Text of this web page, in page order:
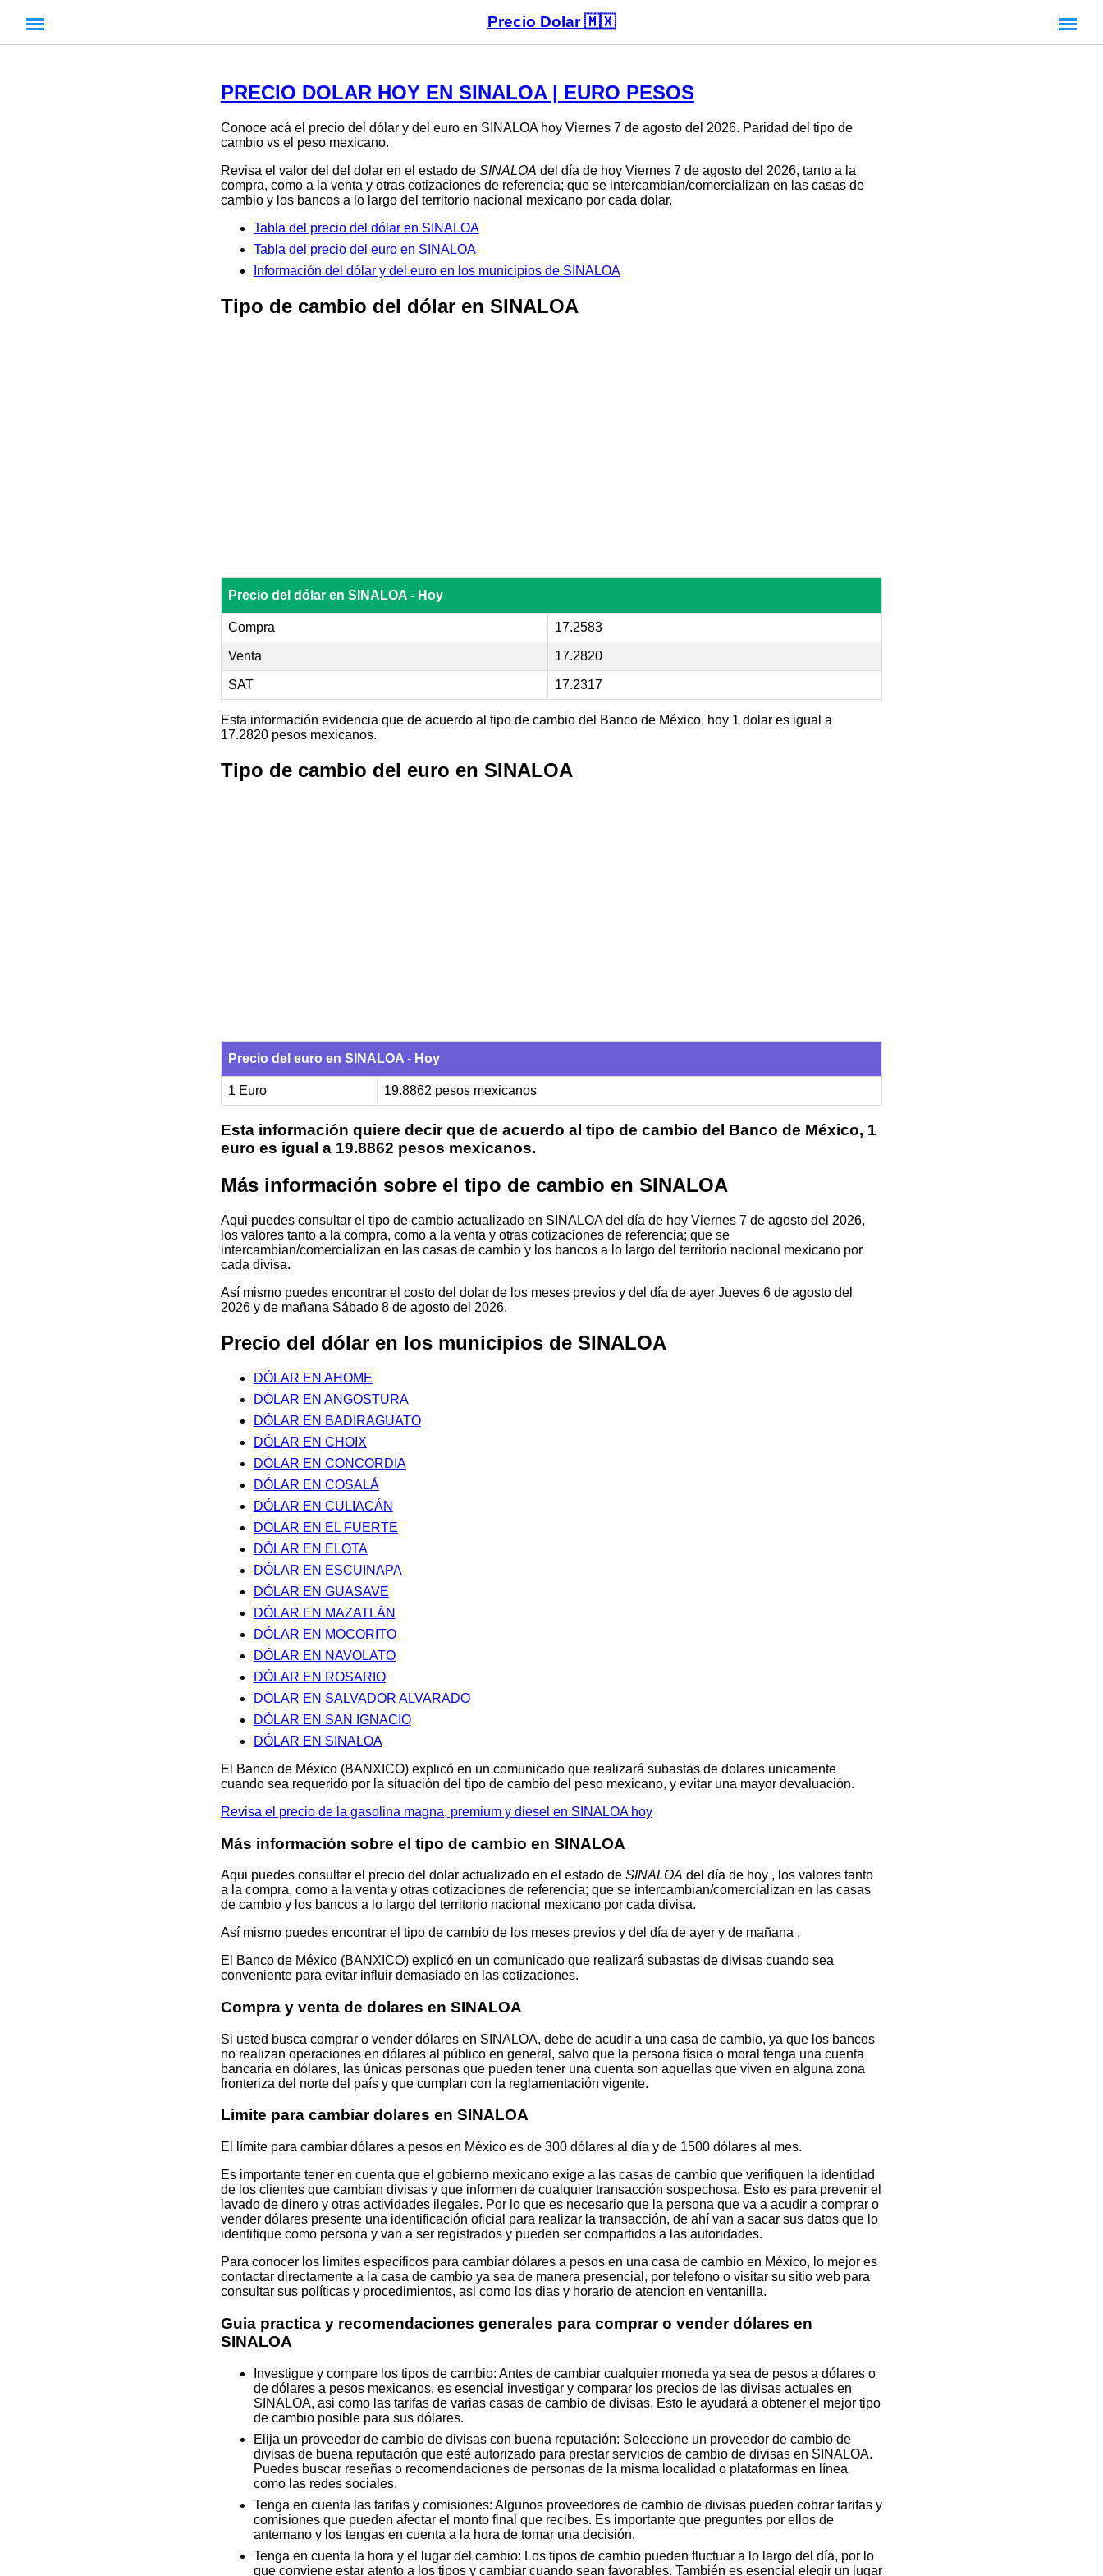
Precio Dolar 🇲🇽
PRECIO DOLAR HOY EN SINALOA | EURO PESOS
Conoce acá el precio del dólar y del euro en SINALOA hoy Viernes 7 de agosto del 2026. Paridad del tipo de
cambio vs el peso mexicano.
Revisa el valor del del dolar en el estado de SINALOA del día de hoy Viernes 7 de agosto del 2026, tanto a la
compra, como a la venta y otras cotizaciones de referencia; que se intercambian/comercializan en las casas de
cambio y los bancos a lo largo del territorio nacional mexicano por cada dolar.
Tabla del precio del dólar en SINALOA
Tabla del precio del euro en SINALOA
Información del dólar y del euro en los municipios de SINALOA
Tipo de cambio del dólar en SINALOA
Precio del dólar en SINALOA - Hoy
Compra 17.2583
Venta 17.2820
SAT 17.2317
Esta información evidencia que de acuerdo al tipo de cambio del Banco de México, hoy 1 dolar es igual a
17.2820 pesos mexicanos.
Tipo de cambio del euro en SINALOA
Precio del euro en SINALOA - Hoy
1 Euro 19.8862 pesos mexicanos
Esta información quiere decir que de acuerdo al tipo de cambio del Banco de México, 1
euro es igual a 19.8862 pesos mexicanos.
Más información sobre el tipo de cambio en SINALOA
Aqui puedes consultar el tipo de cambio actualizado en SINALOA del día de hoy Viernes 7 de agosto del 2026,
los valores tanto a la compra, como a la venta y otras cotizaciones de referencia; que se
intercambian/comercializan en las casas de cambio y los bancos a lo largo del territorio nacional mexicano por
cada divisa.
Así mismo puedes encontrar el costo del dolar de los meses previos y del día de ayer Jueves 6 de agosto del
2026 y de mañana Sábado 8 de agosto del 2026.
Precio del dólar en los municipios de SINALOA
DÓLAR EN AHOME
DÓLAR EN ANGOSTURA
DÓLAR EN BADIRAGUATO
DÓLAR EN CHOIX
DÓLAR EN CONCORDIA
DÓLAR EN COSALÁ
DÓLAR EN CULIACÁN
DÓLAR EN EL FUERTE
DÓLAR EN ELOTA
DÓLAR EN ESCUINAPA
DÓLAR EN GUASAVE
DÓLAR EN MAZATLÁN
DÓLAR EN MOCORITO
DÓLAR EN NAVOLATO
DÓLAR EN ROSARIO
DÓLAR EN SALVADOR ALVARADO
DÓLAR EN SAN IGNACIO
DÓLAR EN SINALOA
El Banco de México (BANXICO) explicó en un comunicado que realizará subastas de dolares unicamente
cuando sea requerido por la situación del tipo de cambio del peso mexicano, y evitar una mayor devaluación.
Revisa el precio de la gasolina magna, premium y diesel en SINALOA hoy
Más información sobre el tipo de cambio en SINALOA
Aqui puedes consultar el precio del dolar actualizado en el estado de SINALOA del día de hoy , los valores tanto
a la compra, como a la venta y otras cotizaciones de referencia; que se intercambian/comercializan en las casas
de cambio y los bancos a lo largo del territorio nacional mexicano por cada divisa.
Así mismo puedes encontrar el tipo de cambio de los meses previos y del día de ayer y de mañana .
El Banco de México (BANXICO) explicó en un comunicado que realizará subastas de divisas cuando sea
conveniente para evitar influir demasiado en las cotizaciones.
Compra y venta de dolares en SINALOA
Si usted busca comprar o vender dólares en SINALOA, debe de acudir a una casa de cambio, ya que los bancos
no realizan operaciones en dólares al público en general, salvo que la persona física o moral tenga una cuenta
bancaria en dólares, las únicas personas que pueden tener una cuenta son aquellas que viven en alguna zona
fronteriza del norte del país y que cumplan con la reglamentación vigente.
Limite para cambiar dolares en SINALOA
El límite para cambiar dólares a pesos en México es de 300 dólares al día y de 1500 dólares al mes.
Es importante tener en cuenta que el gobierno mexicano exige a las casas de cambio que verifiquen la identidad
de los clientes que cambian divisas y que informen de cualquier transacción sospechosa. Esto es para prevenir el
lavado de dinero y otras actividades ilegales. Por lo que es necesario que la persona que va a acudir a comprar o
vender dólares presente una identificación oficial para realizar la transacción, de ahí van a sacar sus datos que lo
identifique como persona y van a ser registrados y pueden ser compartidos a las autoridades.
Para conocer los límites específicos para cambiar dólares a pesos en una casa de cambio en México, lo mejor es
contactar directamente a la casa de cambio ya sea de manera presencial, por telefono o visitar su sitio web para
consultar sus políticas y procedimientos, asi como los dias y horario de atencion en ventanilla.
Guia practica y recomendaciones generales para comprar o vender dólares en
SINALOA
Investigue y compare los tipos de cambio: Antes de cambiar cualquier moneda ya sea de pesos a dólares o
de dólares a pesos mexicanos, es esencial investigar y comparar los precios de las divisas actuales en
SINALOA, asi como las tarifas de varias casas de cambio de divisas. Esto le ayudará a obtener el mejor tipo
de cambio posible para sus dólares.
Elija un proveedor de cambio de divisas con buena reputación: Seleccione un proveedor de cambio de
divisas de buena reputación que esté autorizado para prestar servicios de cambio de divisas en SINALOA.
Puedes buscar reseñas o recomendaciones de personas de la misma localidad o plataformas en línea
como las redes sociales.
Tenga en cuenta las tarifas y comisiones: Algunos proveedores de cambio de divisas pueden cobrar tarifas y
comisiones que pueden afectar el monto final que recibes. Es importante que preguntes por ellos de
antemano y los tengas en cuenta a la hora de tomar una decisión.
Tenga en cuenta la hora y el lugar del cambio: Los tipos de cambio pueden fluctuar a lo largo del día, por lo
que conviene estar atento a los tipos y cambiar cuando sean favorables. También es esencial elegir un lugar